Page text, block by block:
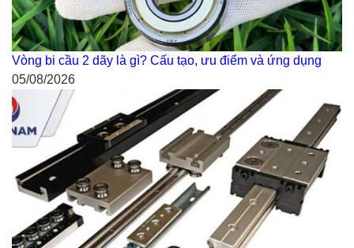
Vòng bi cầu 2 dãy là gì? Cấu tạo, ưu điểm và ứng dụng
05/08/2026